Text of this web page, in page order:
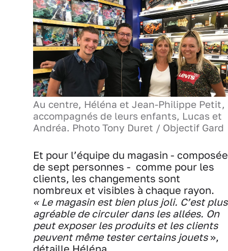
Au centre, Héléna et Jean-Philippe Petit,
accompagnés de leurs enfants, Lucas et
Andréa. Photo Tony Duret / Objectif Gard
Et pour l’équipe du magasin - composée
de sept personnes - comme pour les
clients, les changements sont
nombreux et visibles à chaque rayon.
« Le magasin est bien plus joli. C’est plus
agréable de circuler dans les allées. On
peut exposer les produits et les clients
peuvent même tester certains jouets»,